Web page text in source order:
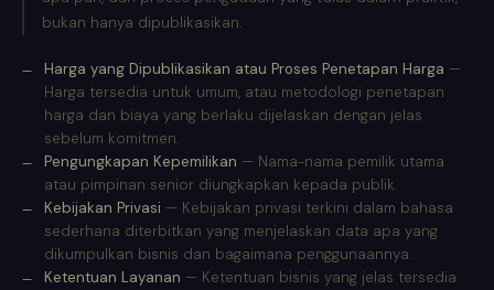
bukan hanya dipublikasikan.
Harga yang Dipublikasikan atau Proses Penetapan Harga —
Harga tersedia untuk umum, atau metodologi penetapan
harga dan biaya yang berlaku dijelaskan dengan jelas
sebelum komitmen.
Pengungkapan Kepemilikan — Nama-nama pemilik utama
atau pimpinan senior diungkapkan kepada publik.
Kebijakan Privasi — Kebijakan privasi terkini dalam bahasa
sederhana diterbitkan yang menjelaskan data apa yang
dikumpulkan bisnis dan bagaimana penggunaannya.
Ketentuan Layanan — Ketentuan bisnis yang jelas tersedia